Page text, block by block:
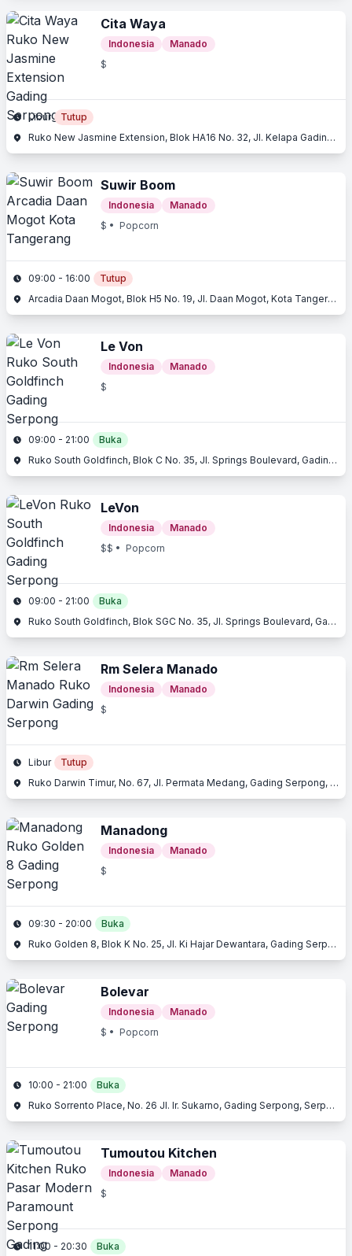
Cita Waya
Indonesia
Manado
$
Libur
Tutup
Ruko New Jasmine Extension, Blok HA16 No. 32, Jl. Kelapa Gading Selatan I, Gading Serpong, Serpong, Tangerang, Banten
Suwir Boom
Indonesia
Manado
$ • Popcorn
09:00 - 16:00
Tutup
Arcadia Daan Mogot, Blok H5 No. 19, Jl. Daan Mogot, Kota Tangerang, Tangerang, Banten
Le Von
Indonesia
Manado
$
09:00 - 21:00
Buka
Ruko South Goldfinch, Blok C No. 35, Jl. Springs Boulevard, Gading Serpong, Serpong, Tangerang, Banten
LeVon
Indonesia
Manado
$$ • Popcorn
09:00 - 21:00
Buka
Ruko South Goldfinch, Blok SGC No. 35, Jl. Springs Boulevard, Gading Serpong, Serpong, Tangerang, Banten
Rm Selera Manado
Indonesia
Manado
$
Libur
Tutup
Ruko Darwin Timur, No. 67, Jl. Permata Medang, Gading Serpong, Serpong, Tangerang, Banten
Manadong
Indonesia
Manado
$
09:30 - 20:00
Buka
Ruko Golden 8, Blok K No. 25, Jl. Ki Hajar Dewantara, Gading Serpong, Serpong, Tangerang, Banten
Bolevar
Indonesia
Manado
$ • Popcorn
10:00 - 21:00
Buka
Ruko Sorrento Place, No. 26 Jl. Ir. Sukarno, Gading Serpong, Serpong, Tangerang, Banten
Tumoutou Kitchen
Indonesia
Manado
$
11:00 - 20:30 Buka